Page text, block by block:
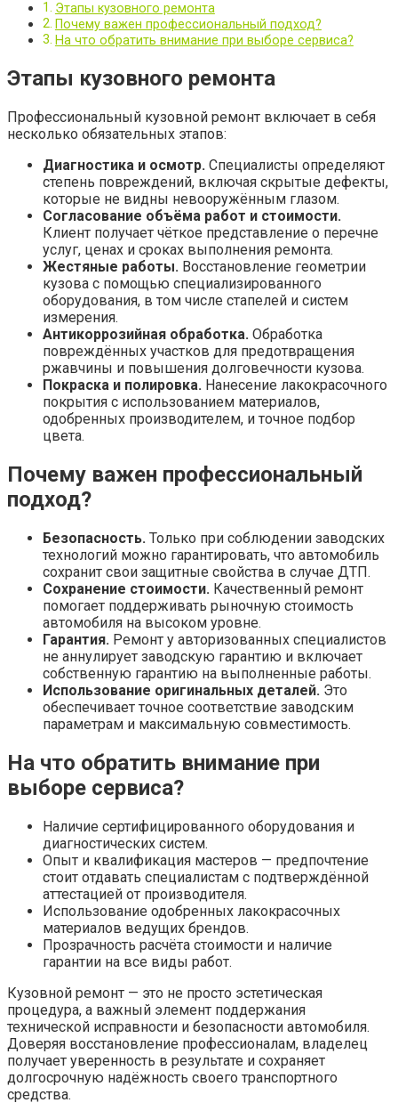
Этапы кузовного ремонта
Почему важен профессиональный подход?
На что обратить внимание при выборе сервиса?
Этапы кузовного ремонта
Профессиональный кузовной ремонт включает в себя
несколько обязательных этапов:
Диагностика и осмотр. Специалисты определяют
степень повреждений, включая скрытые дефекты,
которые не видны невооружённым глазом.
Согласование объёма работ и стоимости.
Клиент получает чёткое представление о перечне
услуг, ценах и сроках выполнения ремонта.
Жестяные работы. Восстановление геометрии
кузова с помощью специализированного
оборудования, в том числе стапелей и систем
измерения.
Антикоррозийная обработка. Обработка
повреждённых участков для предотвращения
ржавчины и повышения долговечности кузова.
Покраска и полировка. Нанесение лакокрасочного
покрытия с использованием материалов,
одобренных производителем, и точное подбор
цвета.
Почему важен профессиональный
подход?
Безопасность. Только при соблюдении заводских
технологий можно гарантировать, что автомобиль
сохранит свои защитные свойства в случае ДТП.
Сохранение стоимости. Качественный ремонт
помогает поддерживать рыночную стоимость
автомобиля на высоком уровне.
Гарантия. Ремонт у авторизованных специалистов
не аннулирует заводскую гарантию и включает
собственную гарантию на выполненные работы.
Использование оригинальных деталей. Это
обеспечивает точное соответствие заводским
параметрам и максимальную совместимость.
На что обратить внимание при
выборе сервиса?
Наличие сертифицированного оборудования и
диагностических систем.
Опыт и квалификация мастеров — предпочтение
стоит отдавать специалистам с подтверждённой
аттестацией от производителя.
Использование одобренных лакокрасочных
материалов ведущих брендов.
Прозрачность расчёта стоимости и наличие
гарантии на все виды работ.
Кузовной ремонт — это не просто эстетическая
процедура, а важный элемент поддержания
технической исправности и безопасности автомобиля.
Доверяя восстановление профессионалам, владелец
получает уверенность в результате и сохраняет
долгосрочную надёжность своего транспортного
средства.